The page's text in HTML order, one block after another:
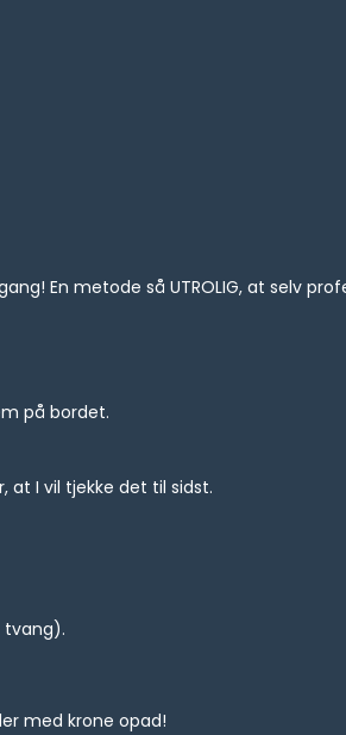
En metode så UTROLIG, at selv
på bordet.
I vil tjekke det til sidst.
tvang).
med krone opad!